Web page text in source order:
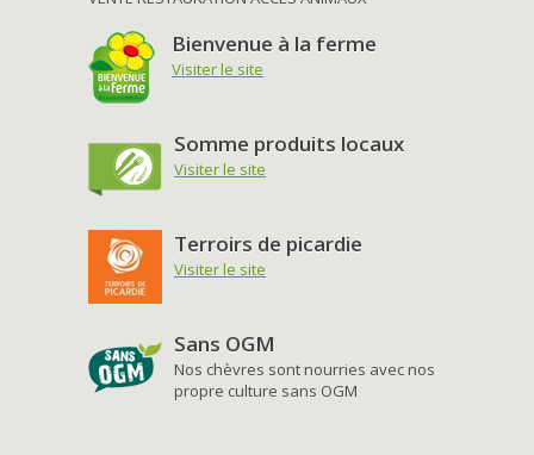
Bienvenue à la ferme
Visiter le site
Somme produits locaux
Visiter le site
Terroirs de picardie
Visiter le site
Sans OGM
Nos chèvres sont nourries avec nos
propre culture sans OGM